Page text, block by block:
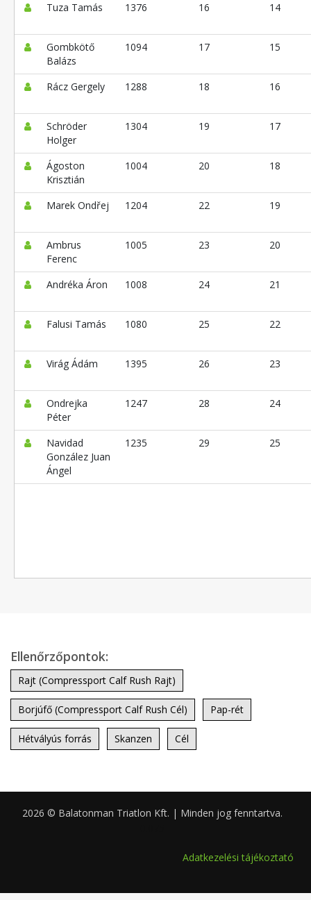
Tuza Tamás 1376 16 14
Gombkötő
Balázs
1094 17 15
Rácz Gergely 1288 18 16
Schröder
Holger
1304 19 17
Ágoston
Krisztián
1004 20 18
Marek Ondřej 1204 22 19
Ambrus
Ferenc
1005 23 20
Andréka Áron 1008 24 21
Falusi Tamás 1080 25 22
Virág Ádám 1395 26 23
Ondrejka
Péter
1247 28 24
Navidad
González Juan
Ángel
1235 29 25
Ellenőrzőpontok:
Rajt (Compressport Calf Rush Rajt)
Borjúfő (Compressport Calf Rush Cél) Pap-rét
Hétvályús forrás Skanzen Cél
2026 © Balatonman Triatlon Kft. | Minden jog fenntartva.
Adatkezelési tájékoztató